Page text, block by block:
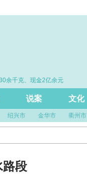
余千克、现金2亿余元
说案 文化
绍兴市 金华市 衢州市
段